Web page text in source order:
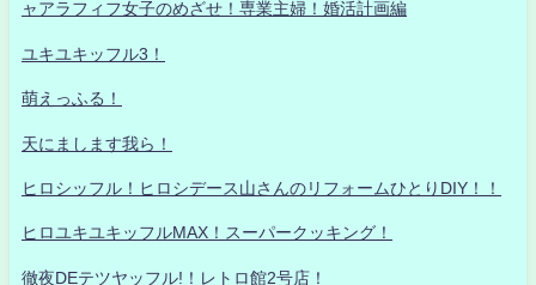
ャアラフィフ女子のめざせ！専業主婦！婚活計画編
ユキユキッフル3！
萌えっふる！
天にまします我ら！
ヒロシッフル！ヒロシデース山さんのリフォームひとりDIY！！
ヒロユキユキッフルMAX！スーパークッキング！
徹夜DEテツヤッフル!！レトロ館2号店！